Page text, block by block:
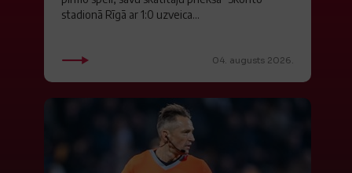
stadionā Rīgā ar 1:0 uzveica...
04. augusts 2026.